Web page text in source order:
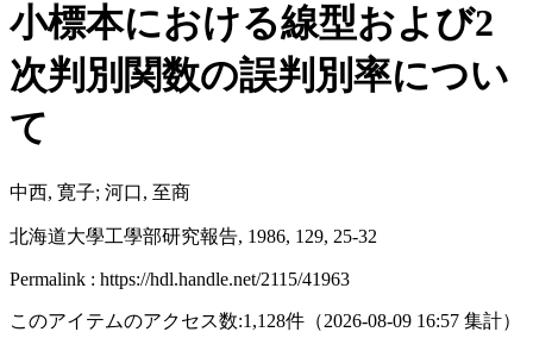
小標本における線型および2
次判別関数の誤判別率につい
て
中西, 寛子; 河口, 至商
北海道大學工學部研究報告, 1986, 129, 25-32
Permalink : https://hdl.handle.net/2115/41963
このアイテムのアクセス数:1,128件 （2026-08-09 16:57 集計）